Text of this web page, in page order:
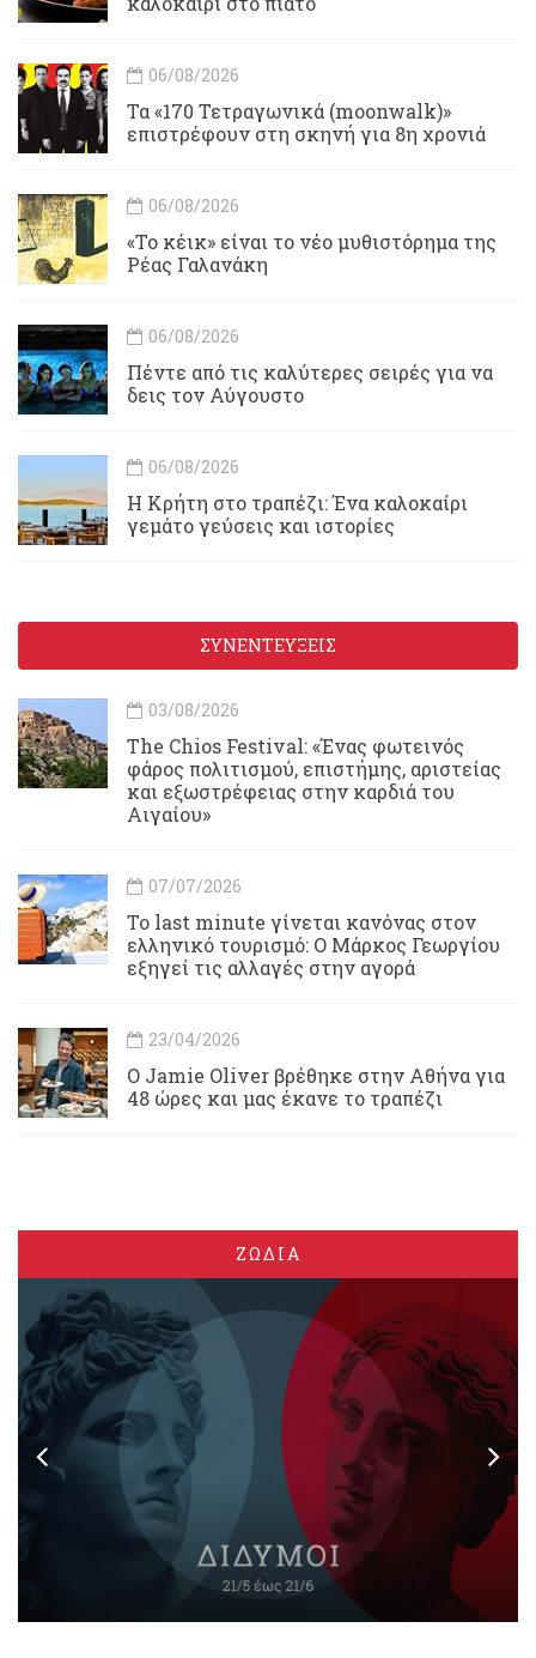
06/08/2026
Τα «170 Τετραγωνικά (moonwalk)»
επιστρέφουν στη σκηνή για 8η χρονιά
06/08/2026
«Το κέικ» είναι το νέο μυθιστόρημα της
Ρέας Γαλανάκη
06/08/2026
Πέντε από τις καλύτερες σειρές για να
δεις τον Αύγουστο
06/08/2026
Η Κρήτη στο τραπέζι: Ένα καλοκαίρι
γεμάτο γεύσεις και ιστορίες
ΣΥΝΕΝΤΕΥΞΕΙΣ
03/08/2026
Τhe Chios Festival: «Ένας φωτεινός
φάρος πολιτισμού, επιστήμης, αριστείας
και εξωστρέφειας στην καρδιά του
Αιγαίου»
07/07/2026
Το last minute γίνεται κανόνας στον
ελληνικό τουρισμό: Ο Μάρκος Γεωργίου
εξηγεί τις αλλαγές στην αγορά
23/04/2026
Ο Jamie Oliver βρέθηκε στην Αθήνα για
48 ώρες και μας έκανε το τραπέζι
ΖΩΔΙΑ